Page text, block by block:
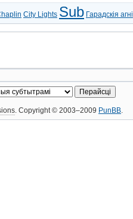
City Lights Sub Гарадскія агні
. Copyright © 2003–2009 PunBB.